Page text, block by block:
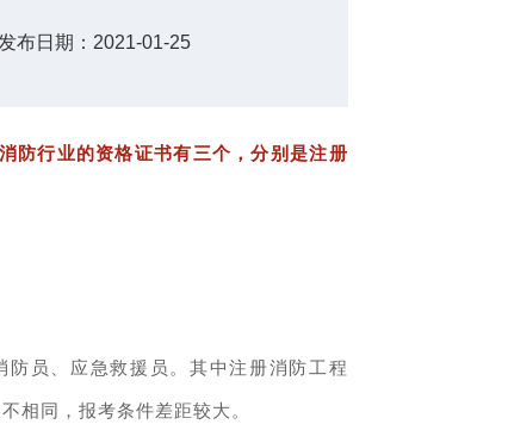
发布日期： 2021-01-25
防行业的资格证书有三个，分别是注册
员、应急救援员。其中注册消防工程
相同，报考条件差距较大。